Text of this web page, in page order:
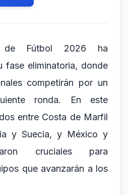
Fútbol 2026 ha
fase eliminatoria, donde
competirán por un
ronda. En este
entre Costa de Marfil
y Suecia, y México y
cruciales para
que avanzarán a los